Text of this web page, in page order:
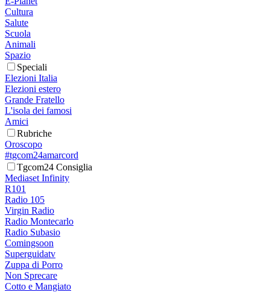
Cultura
Salute
Scuola
Animali
Spazio
Speciali
Elezioni Italia
Elezioni estero
Grande Fratello
L'isola dei famosi
Amici
Rubriche
Oroscopo
#tgcom24amarcord
Tgcom24 Consiglia
Mediaset Infinity
R101
Radio 105
Virgin Radio
Radio Montecarlo
Radio Subasio
Comingsoon
Superguidatv
Zuppa di Porro
Non Sprecare
Cotto e Mangiato